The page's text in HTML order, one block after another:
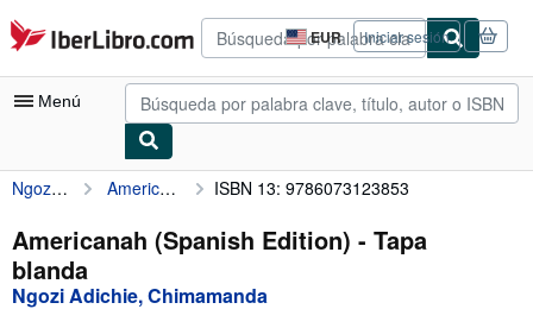
Pasar al contenido principal
IberLibro.com EUR
Preferencias
de
compra
del
Iniciar sesión
Menú
Mi cuenta
Consultar mis pedidos
Búsqueda avanzada
Colecciones
Ngozi Adichie, Chimamanda Americanah (Spanish Edition) ISBN 13: 9786073123853
Americanah (Spanish Edition) - Tapa
blanda
Ngozi Adichie, Chimamanda